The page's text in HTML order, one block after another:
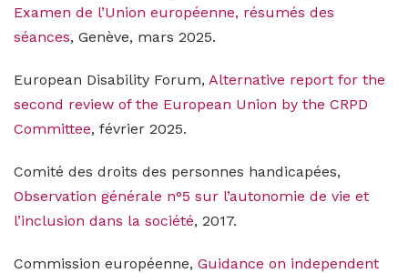
Examen de l’Union européenne, résumés des
séances, Genève, mars 2025.
European Disability Forum, Alternative report for the
second review of the European Union by the CRPD
Committee, février 2025.
Comité des droits des personnes handicapées,
Observation générale n°5 sur l’autonomie de vie et
l’inclusion dans la société, 2017.
Commission européenne, Guidance on independent